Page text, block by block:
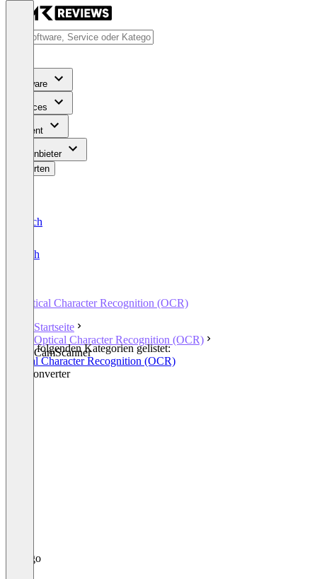
Software
Services
Content
Für Anbieter
Bewerten
Deutsch
English
Optical Character Recognition (OCR)
Startseite
Optical Character Recognition (OCR)
CamScanner
In den folgenden Kategorien gelistet:
Optical Character Recognition (OCR)
File Converter